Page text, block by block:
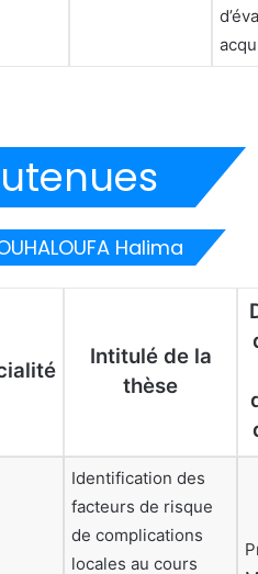
Halima
Intitulé de la
thèse
Identification des
facteurs de risque
de complications
locales au cours